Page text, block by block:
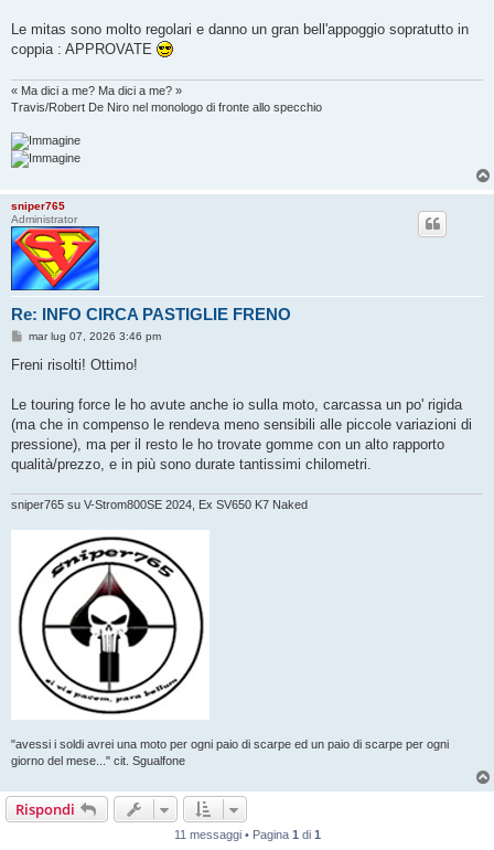
Le mitas sono molto regolari e danno un gran bell'appoggio sopratutto in
coppia : APPROVATE
« Ma dici a me? Ma dici a me? »
Travis/Robert De Niro nel monologo di fronte allo specchio
sniper765
Administrator
Re: INFO CIRCA PASTIGLIE FRENO
M
s
g
i
o
mar lug 07, 2026 3:46 pm
Freni risolti! Ottimo!
Le touring force le ho avute anche io sulla moto, carcassa un po' rigida
(ma che in compenso le rendeva meno sensibili alle piccole variazioni di
pressione), ma per il resto le ho trovate gomme con un alto rapporto
qualità/prezzo, e in più sono durate tantissimi chilometri.
sniper765 su V-Strom800SE 2024, Ex SV650 K7 Naked
"avessi i soldi avrei una moto per ogni paio di scarpe ed un paio di scarpe per ogni
giorno del mese..." cit. Sgualfone
Rispondi
11 messaggi • Pagina 1di 1